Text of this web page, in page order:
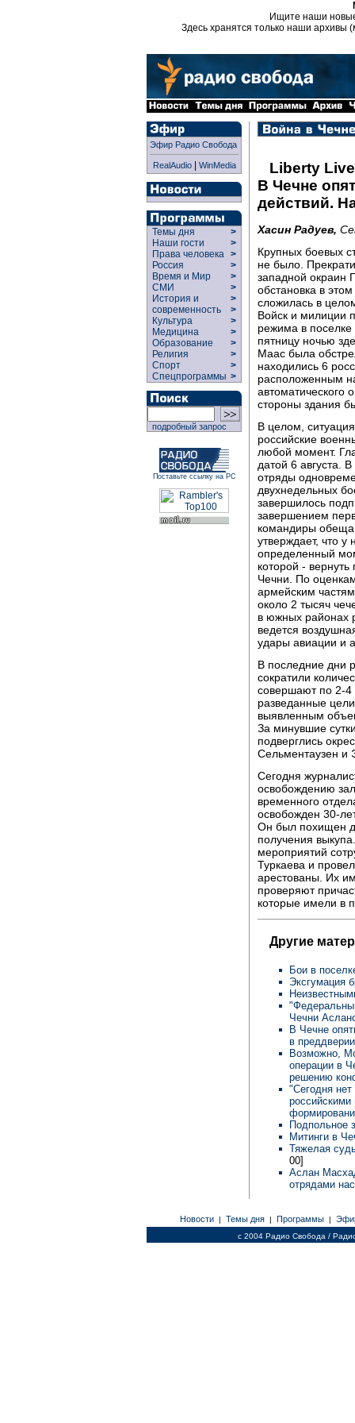
Ищите наши
Здесь хранятся только наши архивы
Эфир Радио Свобода
RealAudio| WinMedia
Темы дня
>
Наши гости
>
Права человека >
Россия
>
Время и Мир
>
СМИ
>
История и
современность
>
>
Культура
>
Медицина
>
Образование
>
Религия
>
Спорт
>
Спецпрограммы >
подробный запрос
Поставьте ссылку на РС
Liberty
В Чечне
действий.
Хасин Радуев,
Крупных боевых
не было.
западной окраин
обстановка в
сложилась в
Войск и милиции
режима в
пятницу ночью
Маас была
находились 6
расположенным
автоматического
стороны здания
В целом,
российские
любой момент.
датой 6 августа.
отряды
двухнедельных
завершилось
завершением
командиры
утверждает, что у
определенный
которой -
Чечни. По
армейским
около 2 тысяч
в южных районах
ведется
удары авиации и
В последние дни
сократили
совершают по 2-4
разведанные
выявленным
За минувшие
подверглись
Сельментаузен и
Сегодня
освобождению
временного
освобожден 30-
Он был похищен
получения
мероприятий
Туркаева и
арестованы. Их
проверяют
которые имели в
Другие
Бои в
Эксгумация
Чечни
В Чечне
в
Возможно,
операции в
решению
"Сегодня
Подпольное
Митинги в
Тяжелая
00]
Аслан
отрядами
Новости | Темы дня | Программы |
c 2004 Радио Свобода /